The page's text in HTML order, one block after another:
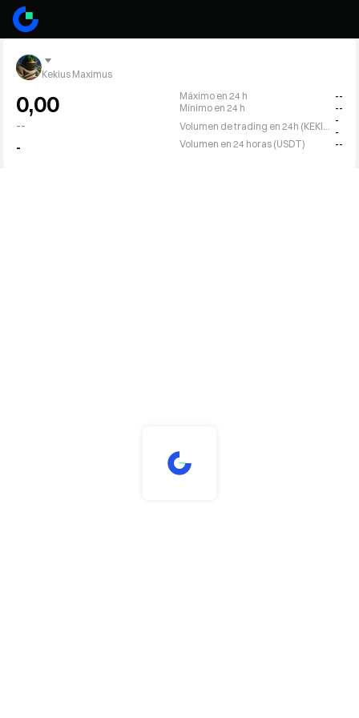
Kekius Maximus
0,00
--
-
Máximo en 24 h
--
Mínimo en 24 h
--
-
-
Volumen en 24 horas (USDT)
--